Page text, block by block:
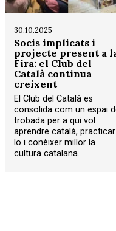
30.10.2025
Socis implicats i
projecte present a
Fira: el Club del
Català continua
creixent
El Club del Català es
consolida com un espai
trobada per a qui vol
aprendre català,
lo i conèixer millor la
cultura catalana.